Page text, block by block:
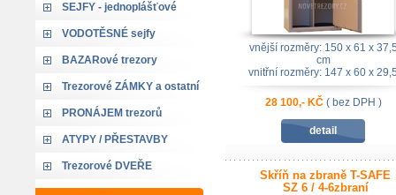
SEJFY - jednoplášťové
VODOTĚSNÉ sejfy
BAZARové trezory
Trezorové ZÁMKY a ostatní
PRONÁJEM trezorů
ATYPY / PŘESTAVBY
Trezorové DVEŘE
vnější rozměry: 150 x 61 x
cm
vnitřní rozměry: 147 x 60 x
cm
bezp. třída: Z2
28 100,- KČ( bez DPH )
detail
Skříň na zbraně T-SAFE
SZ 6 / 4-6zbraní